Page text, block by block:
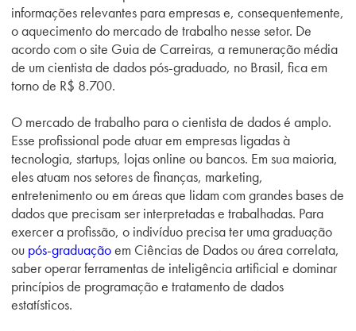
informações relevantes para empresas e, consequentemente,
o aquecimento do mercado de trabalho nesse setor. De
acordo com o site Guia de Carreiras, a remuneração média
de um cientista de dados pós-graduado, no Brasil, fica em
torno de R$ 8.700.
O mercado de trabalho para o cientista de dados é amplo.
Esse profissional pode atuar em empresas ligadas à
tecnologia, startups, lojas online ou bancos. Em sua maioria,
eles atuam nos setores de finanças, marketing,
entretenimento ou em áreas que lidam com grandes bases de
dados que precisam ser interpretadas e trabalhadas. Para
exercer a profissão, o indivíduo precisa ter uma graduação
ou pós-graduaçãoem Ciências de Dados ou área correlata,
saber operar ferramentas de inteligência artificial e dominar
princípios de programação e tratamento de dados
estatísticos.